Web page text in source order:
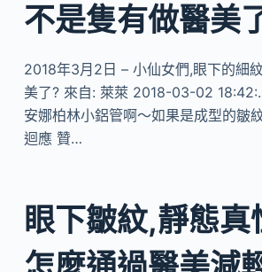
不是隻有做醫美
2018年3月2日 – 小仙女們,眼下的細
美了? 來自: 萊萊 2018-03-02
安娜柏林小鋁管啊～如果是成型的皺
迴應 贊…
眼下皺紋,靜態真